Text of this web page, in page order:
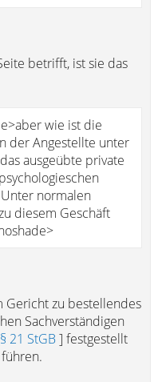
betrifft, ist sie das
wie ist die
der Angestellte unter
ausgeübte private
normalen
diesem Geschäft
Gericht zu bestellendes
Sachverständigen
§ 21 StGB] festgestellt